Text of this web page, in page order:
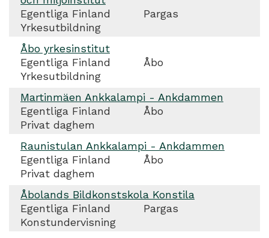
Egentliga Finland
Pargas
Yrkesutbildning
Åbo yrkesinstitut
Egentliga Finland
Åbo
Yrkesutbildning
Martinmäen Ankkalampi - Ankdammen
Egentliga Finland
Åbo
Privat daghem
Raunistulan Ankkalampi - Ankdammen
Egentliga Finland
Åbo
Privat daghem
Åbolands Bildkonstskola Konstila
Egentliga Finland
Pargas
Konstundervisning